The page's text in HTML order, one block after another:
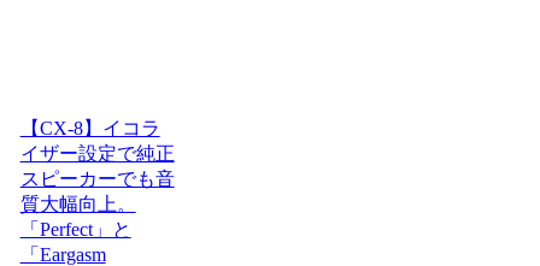
【CX-8】イコラ
イザー設定で純正
スピーカーでも音
質大幅向上。
「Perfect」と
「Eargasm